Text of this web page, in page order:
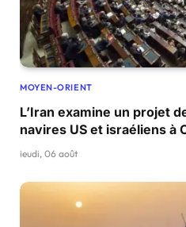
MOYEN-ORIENT
L’Iran examine un projet
navires US et israéliens à
jeudi, 06 août